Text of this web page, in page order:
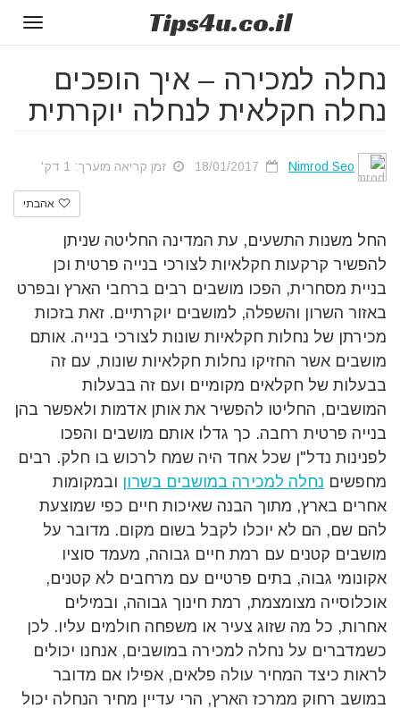
Tips4u.co.il
נחלה למכירה – איך הופכים
נחלה חקלאית לנחלה יוקרתית
Nimrod Seo זמן קריאה מוערך: 1 דק'
אהבתי
החל משנות התשעים, עת המדינה החליטה שניתן
להפשיר קרקעות חקלאיות לצורכי בנייה פרטית וכן
בניית מסחרית, הפכו מושבים רבים ברחבי הארץ ובפרט
באזור השרון והשפלה, למושבים יוקרתיים. זאת בזכות
מכירתן של נחלות חקלאיות שונות לצורכי בנייה. אותם
מושבים אשר החזיקו נחלות חקלאיות שונות, עם זה
בבעלות של חקלאים מקומיים ועם זה בבעלות
המושבים, החליטו להפשיר את אותן אדמות ולאפשר בהן
בנייה פרטית רחבה. כך גדלו אותם מושבים והפכו
לפנינות נדל"ן שכל אחד היה שמח לרכוש בו חלק. רבים
מחפשים נחלה למכירה במושבים בשרון ובמקומות
אחרים בארץ, מתוך הבנה שאיכות חיים כפי שמוצעת
להם שם, הם לא יוכלו לקבל בשום מקום. מדובר על
מושבים קטנים עם רמת חיים גבוהה, מעמד סוציו
אקונומי גבוה, בתים פרטיים עם מרחבים לא קטנים,
אוכלוסייה מצומצמת, רמת חינוך גבוהה, ובמילים
אחרות, כל מה שזוג צעיר או משפחה חולמים עליו. לכן
כשמדברים על נחלה למכירה במושבים, אנחנו יכולים
לראות כיצד המחיר עולה פלאים, אפילו אם מדובר
במושב רחוק ממרכז הארץ, הרי עדיין מחיר הנחלה יכול